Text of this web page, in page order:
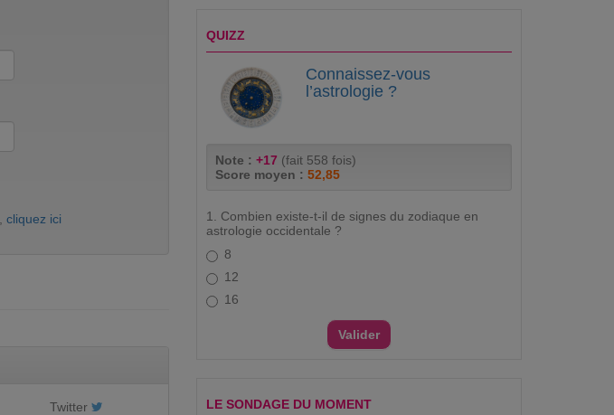
cliquez ici
Twitter
QUIZZ
Connaissez-vous
l’astrologie ?
Note : +17 (fait 558 fois)
Score moyen : 52,85
1. Combien existe-t-il de signes du zodiaque en
astrologie occidentale ?
8
12
16
LE SONDAGE DU MOMENT